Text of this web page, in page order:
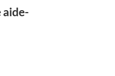
aide-